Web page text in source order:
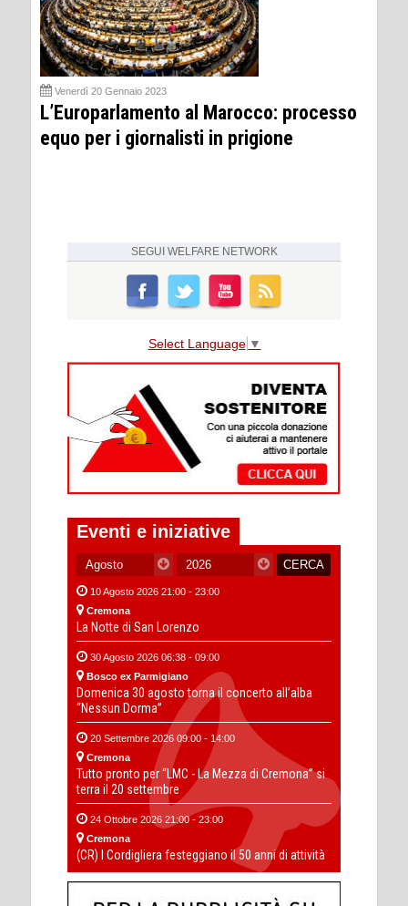
Venerdì 20 Gennaio 2023
L’Europarlamento al Marocco: processo
equo per i giornalisti in prigione
SEGUI WELFARE NETWORK
Select Language ▼
Eventi e iniziative
10 Agosto 2026 21:00 - 23:00
Cremona
La Notte di San Lorenzo
30 Agosto 2026 06:38 - 09:00
Bosco ex Parmigiano
Domenica 30 agosto torna il concerto all’alba
“Nessun Dorma”
20 Settembre 2026 09:00 - 14:00
Cremona
Tutto pronto per “LMC - La Mezza di Cremona” si
terra il 20 settembre
24 Ottobre 2026 21:00 - 23:00
Cremona
(CR) I Cordigliera festeggiano il 50 anni di attività